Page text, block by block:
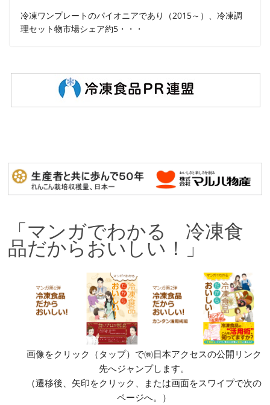
冷凍ワンプレートのパイオニアであり（2015～）、冷凍調
理セット物市場シェア約5・・・
「マンガでわかる 冷凍食
品だからおいしい！」
画像をクリック（タップ）で㈱日本アクセスの公開リンク
先へジャンプします。
（遷移後、矢印をクリック、または画面をスワイプで次の
ページへ。）